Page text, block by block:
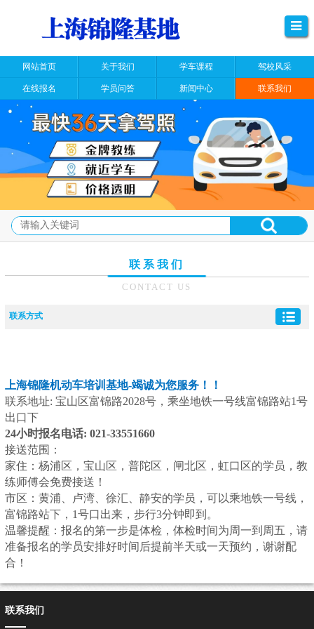
网站首页 关于我们 学车课程 驾校风采
在线报名 学员问答 新闻中心 联系我们
联系我们
CONTACT US
联系方式
上海锦隆机动车培训基地-竭诚为您服务！！
联系地址: 宝山区富锦路2028号，乘坐地铁一号线富锦路站1号
出口下
24小时报名电话: 021-33551660
接送范围：
家住：杨浦区，宝山区，普陀区，闸北区，虹口区的学员，教
练师傅会免费接送！
市区：黄浦、卢湾、徐汇、静安的学员，可以乘地铁一号线，
富锦路站下，1号口出来，步行3分钟即到。
温馨提醒：报名的第一步是体检，体检时间为周一到周五，请
准备报名的学员安排好时间后提前半天或一天预约，谢谢配
合！
联系我们